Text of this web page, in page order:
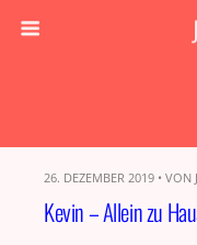
26. DEZEMBER 2019 • VON
Kevin – Allein zu